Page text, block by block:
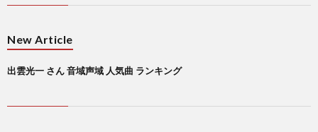
New Article
出雲光一 さん 音域声域 人気曲 ランキング